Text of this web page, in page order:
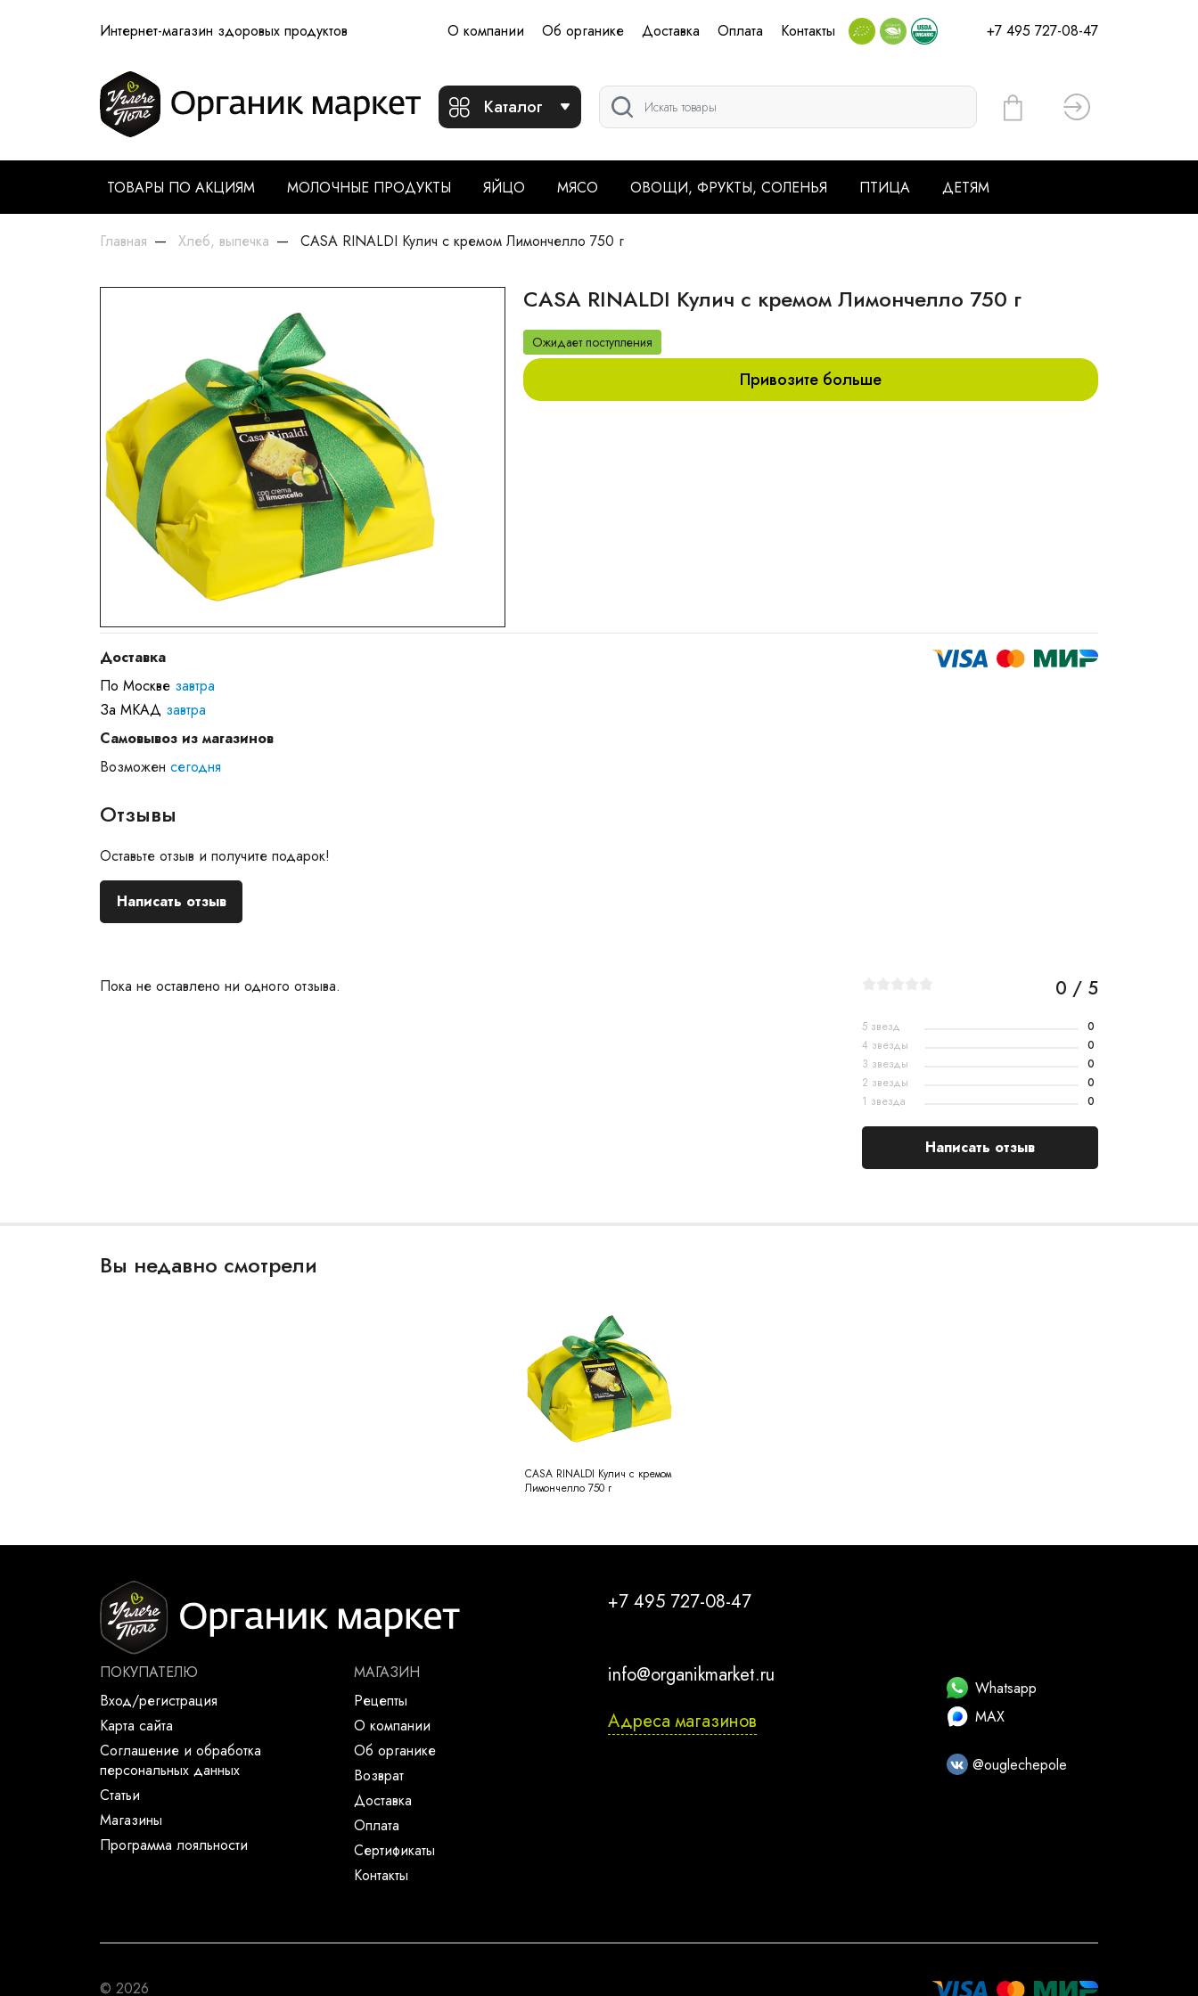
Интернет-магазин здоровых продуктов О компании Об органике Доставка Оплата Контакты +7 495 727-08-47
Каталог Вход
ТОВАРЫ ПО АКЦИЯМ МОЛОЧНЫЕ ПРОДУКТЫ ЯЙЦО МЯСО ОВОЩИ, ФРУКТЫ, СОЛЕНЬЯ ПТИЦА ДЕТЯМ
Главная Хлеб, выпечка CASA RINALDI Кулич с кремом Лимончелло 750 г
CASA RINALDI Кулич с кремом Лимончелло 750 г
Ожидает поступления
Привозите больше
Доставка
По Москве завтра
За МКАД завтра
Самовывоз из магазинов
Возможен сегодня
Отзывы
Оставьте отзыв и получите подарок!
Написать отзыв
Пока не оставлено ни одного отзыва. 0 / 5
5 звезд
0
4 звезды
0
3 звезды
0
2 звезды
0
1 звезда
0
Написать отзыв
Вы недавно смотрели
CASA RINALDI Кулич с кремом
Лимончелло 750 г
ПОКУПАТЕЛЮ
Вход/регистрация
Карта сайта
Соглашение и обработка
персональных данных
Статьи
Магазины
Программа лояльности
МАГАЗИН
Рецепты
О компании
Об органике
Возврат
Доставка
Оплата
Сертификаты
Контакты
+7 495 727-08-47
info@organikmarket.ru
Адреса магазинов
Whatsapp
MAX
@ouglechepole
© 2026